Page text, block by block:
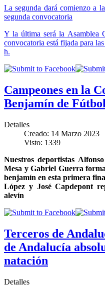
La segunda dará comienzo a
segunda convocatoria
Y la última será la Asamblea
convocatoria está fijada para
h.
Campeones en la
Benjamín de
Detalles
Creado: 14 Marzo 2023
Visto: 1339
Nuestros deportistas
Mesa y Gabriel Guerra
benjamín en esta primera
López y José Capdepont
alevín
Terceros de
de Andalucía
natación
Detalles